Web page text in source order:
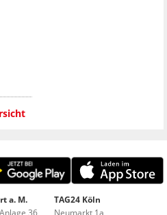
a. M.
36
TAG24 Köln
Neumarkt 1a